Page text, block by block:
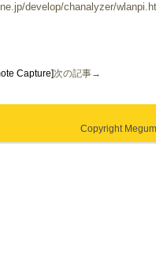
develop/chanalyzer/
Capture]次の記事→
Copyright